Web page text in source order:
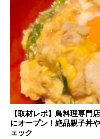
【取材レポ】鳥料理専門
にオープン！絶品親子丼
ェック